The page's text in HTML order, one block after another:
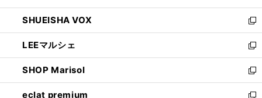
ウ
で
開
く
ン
ド
ウ
で
開
く
ウ
ィ
ン
ド
ウ
で
開
く
し
い
ウ
ィ
ン
ド
ウ
で
SHUEISHA VOX
新
し
い
ウ
ィ
ン
ド
LEEマルシェ
新
し
い
ウ
SHOP Marisol
新
し
eclat premium